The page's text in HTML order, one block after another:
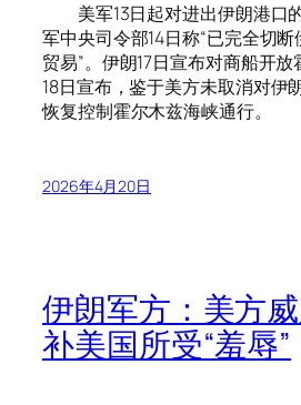
美军13日起对进出伊朗港口
军中央司令部14日称“已完全切
贸易”。伊朗17日宣布对商船开
18日宣布，鉴于美方未取消对伊
恢复控制霍尔木兹海峡通行。
2026年4月20日
伊朗军方：美方
补美国所受“羞辱”